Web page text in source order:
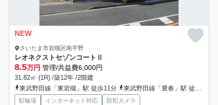
NEW
さいたま市岩槻区南平野
レオネクストセゾンコートⅡ
8.5万円 管理/共益費6,000円
31.82㎡ (1R) /築12年 /2階建
東武野田線「東岩槻」駅 徒歩11分
東武野田線「豊春」駅 徒歩19分
駐輪場 インターネット対応 防犯カメラ